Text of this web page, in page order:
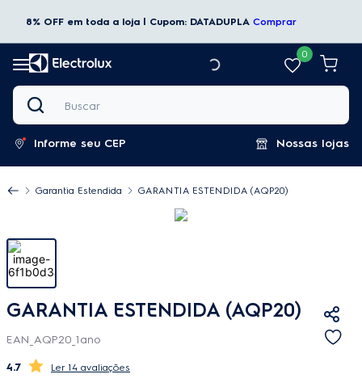
8% OFF em toda a loja | Cupom: DATADUPLA Comprar
0
Buscar
Informe seu CEP Nossas lojas
Garantia Estendida GARANTIA ESTENDIDA (AQP20)
GARANTIA ESTENDIDA (AQP20)
EAN_AQP20_1ano
4.7 14 avaliações